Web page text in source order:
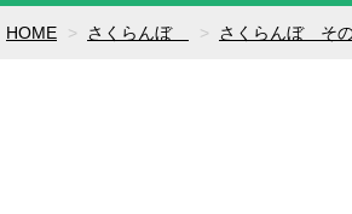
HOME さくらんぼ さくらんぼ そ